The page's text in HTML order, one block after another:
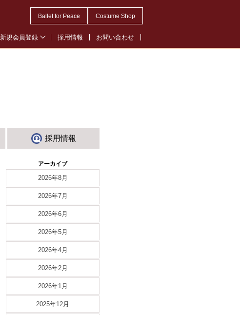
Ballet for Peace Costume Shop
新規会員登録 採用情報 お問い合わせ
採用情報
アーカイブ
2026年8月
2026年7月
2026年6月
2026年5月
2026年4月
2026年2月
2026年1月
2025年12月